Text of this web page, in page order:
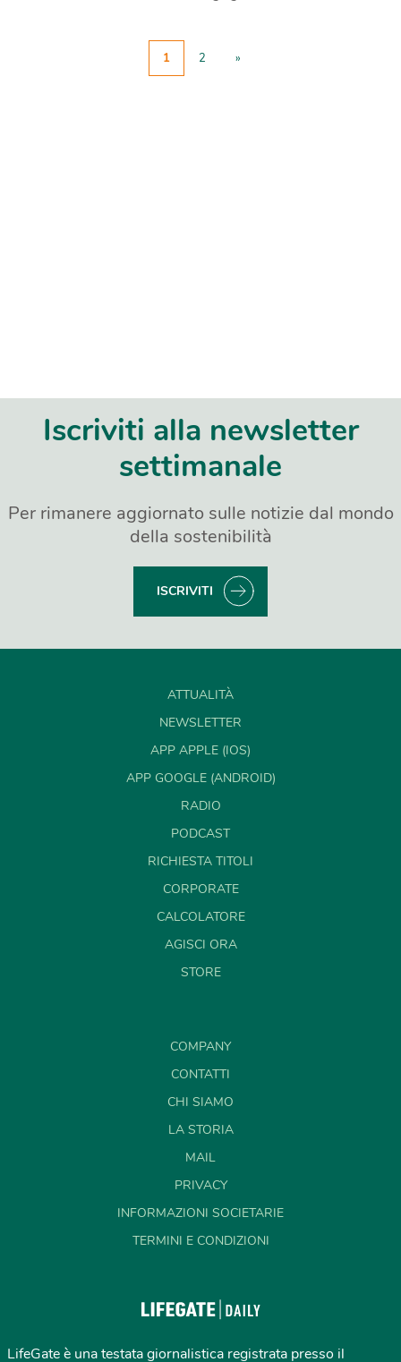
1 2 »
Iscriviti alla newsletter
settimanale
Per rimanere aggiornato sulle notizie dal mondo
della sostenibilità
ISCRIVITI
ATTUALITÀ
NEWSLETTER
APP APPLE (IOS)
APP GOOGLE (ANDROID)
RADIO
PODCAST
RICHIESTA TITOLI
CORPORATE
CALCOLATORE
AGISCI ORA
STORE
COMPANY
CONTATTI
CHI SIAMO
LA STORIA
MAIL
PRIVACY
INFORMAZIONI SOCIETARIE
TERMINI E CONDIZIONI
LifeGate è una testata giornalistica registrata presso il